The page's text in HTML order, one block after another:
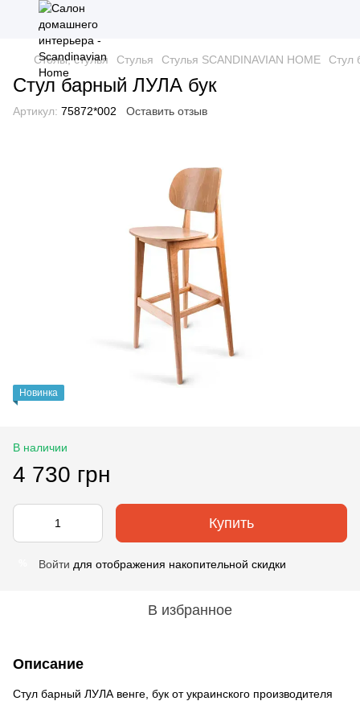
Столы, стулья Стулья Стулья SCANDINAVIAN HOME Стул
Стул барный ЛУЛА бук
Артикул: 75872*002 Оставить отзыв
Новинка
В наличии
4 730 грн
Купить
Войти для отображения накопительной скидки
В избранное
Описание
Стул барный ЛУЛА венге, бук от украинского производителя